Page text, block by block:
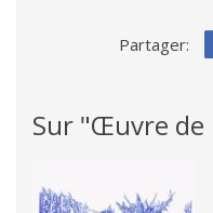
Partager:
Sur "Œuvre de